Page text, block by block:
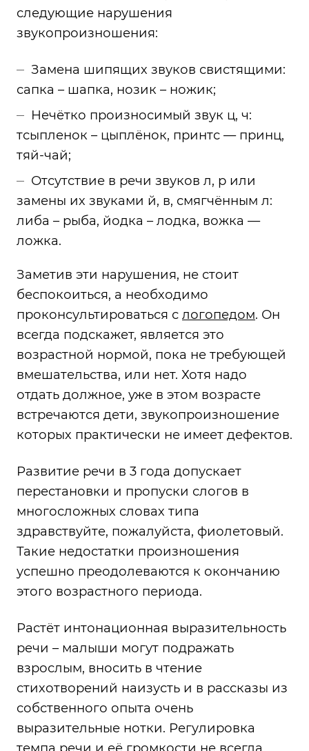
следующие нарушения
звукопроизношения:
Замена шипящих звуков свистящими:
сапка – шапка, нозик – ножик;
Нечётко произносимый звук ц, ч:
тсыпленок – цыплёнок, принтс — принц,
тяй-чай;
Отсутствие в речи звуков л, р или
замены их звуками й, в, смягчённым л:
либа – рыба, йодка – лодка, вожка —
ложка.
Заметив эти нарушения, не стоит
беспокоиться, а необходимо
проконсультироваться с логопедом. Он
всегда подскажет, является это
возрастной нормой, пока не требующей
вмешательства, или нет. Хотя надо
отдать должное, уже в этом возрасте
встречаются дети, звукопроизношение
которых практически не имеет дефектов.
Развитие речи в 3 года допускает
перестановки и пропуски слогов в
многосложных словах типа
здравствуйте, пожалуйста, фиолетовый.
Такие недостатки произношения
успешно преодолеваются к окончанию
этого возрастного периода.
Растёт интонационная выразительность
речи – малыши могут подражать
взрослым, вносить в чтение
стихотворений наизусть и в рассказы из
собственного опыта очень
выразительные нотки. Регулировка
темпа речи и её громкости не всегда